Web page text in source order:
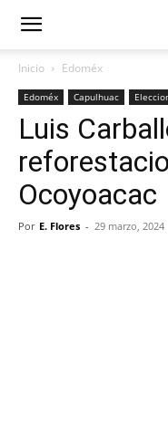
Inicio Edoméx
Edoméx Capulhuac
Luis
Ocoyoacac
Por E. Flores - 29 marzo, 2024